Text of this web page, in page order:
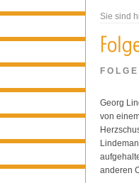
Sie sind
Georg
von
anderen